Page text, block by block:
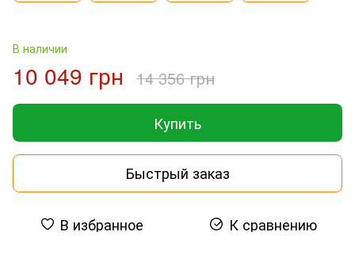
В наличии
10 049 грн 14 356 грн
Купить
Быстрый заказ
В избранное К сравнению